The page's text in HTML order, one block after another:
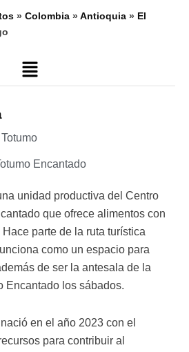
» Colombia »Antioquia » El
Main
Encantado
unidad productiva del Centro
que ofrece alimentos con
parte de la ruta turística
como un espacio para
de ser la antesala de la
Encantado los sábados.
en el año 2023 con el
para contribuir al